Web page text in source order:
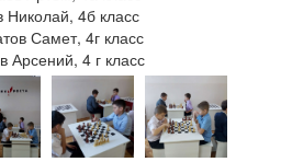
Николай, 4б класс
Самет, 4г класс
Арсений, 4 г класс